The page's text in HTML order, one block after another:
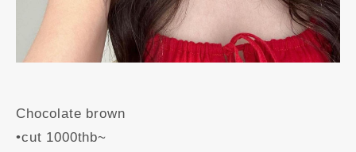
Chocolate brown
•cut 1000thb~